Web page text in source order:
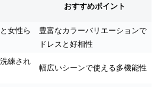
おすすめポイント
女性ら
豊富なカラーバリエーションで
ドレスと好相性
練され
幅広いシーンで使える多機能性